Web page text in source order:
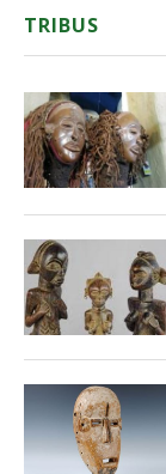
TRIBUS